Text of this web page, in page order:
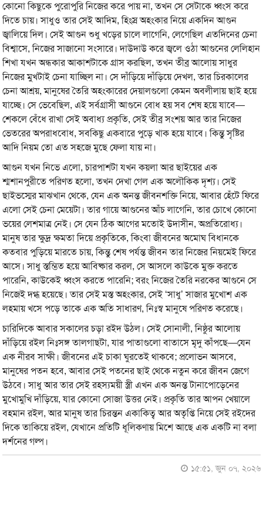
কোনো কিছুকে পুরোপুরি নিজের করে পায় না, তখন সে সেটাকে ধ্বংস করে
দিতে চায়। সাধুও তার সেই আদিম, হিংস্র অহংকার নিয়ে একদিন আগুন
জ্বালিয়ে দিল। সেই আগুন শুধু খড়ের চালে লাগেনি, লেগেছিল এতদিনের চেনা
বিশ্বাসে, নিজের সাজানো সংসারে। দাউদাউ করে জ্বলে ওঠা আগুনের লেলিহান
শিখা যখন অন্ধকার আকাশটাকে গ্রাস করছিল, তখন তীব্র আলোয় সাধুর
নিজের মুখটাই চেনা যাচ্ছিল না। সে দাঁড়িয়ে দাঁড়িয়ে দেখল, তার চিরকালের
চেনা আশ্রয়, মানুষের তৈরি অহংকারের দেয়ালগুলো কেমন অবলীলায় ছাই হয়ে
যাচ্ছে। সে ভেবেছিল, এই সর্বগ্রাসী আগুনে বোধ হয় সব শেষ হয়ে যাবে—
শেকলে বেঁধে রাখা সেই অবাধ্য প্রকৃতি, সেই তীব্র সংশয় আর তার নিজের
ভেতরের অপরাধবোধ, সবকিছু একবারে পুড়ে খাক হয়ে যাবে। কিন্তু সৃষ্টির
আদি নিয়ম তো এত সহজে মুছে ফেলা যায় না।
আগুন যখন নিভে এলো, চারপাশটা যখন কয়লা আর ছাইয়ের এক
শ্মশানপুরীতে পরিণত হলো, তখন দেখা গেল এক অলৌকিক দৃশ্য। সেই
ছাইভস্মের মাঝখান থেকে, যেন এক অনন্ত জীবনশক্তি নিয়ে, আবার হেঁটে ফিরে
এলো সেই চেনা মেয়েটা। তার গায়ে আগুনের আঁচ লাগেনি, তার চোখে কোনো
ভয়ের লেশমাত্র নেই। সে যেন ঠিক আগের মতোই উদাসীন, অপ্রতিরোধ্য।
মানুষ তার ক্ষুদ্র ক্ষমতা দিয়ে প্রকৃতিকে, কিংবা জীবনের অমোঘ বিধানকে
কতবার পুড়িয়ে মারতে চায়, কিন্তু শেষ পর্যন্ত জীবন তার নিজের নিয়মেই ফিরে
আসে। সাধু স্তম্ভিত হয়ে আবিষ্কার করল, সে আসলে কাউকে মুক্ত করতে
পারেনি, কাউকেই ধ্বংস করতে পারেনি; বরং নিজের তৈরি নরকের আগুনে সে
নিজেই দগ্ধ হয়েছে। তার সেই মস্ত অহংকার, সেই ‘সাধু’ সাজার মুখোশ এক
লহমায় খসে পড়ে তাকে এক অতি সাধারণ, নিঃস্ব মানুষে পরিণত করেছে।
চারিদিকে আবার সকালের চড়া রইদ উঠল। সেই সোনালী, নিষ্ঠুর আলোয়
দাঁড়িয়ে রইল নিঃসঙ্গ তালগাছটা, যার পাতাগুলো বাতাসে মৃদু কাঁপছে—যেন
এক নীরব সাক্ষী। জীবনের এই চাকা ঘুরতেই থাকবে; প্রলোভন আসবে,
মানুষের পতন হবে, আবার সেই পতনের ছাই থেকে নতুন করে জীবন জেগে
উঠবে। সাধু আর তার সেই রহস্যময়ী স্ত্রী এখন এক অনন্ত টানাপোড়েনের
মুখোমুখি দাঁড়িয়ে, যার কোনো সোজা উত্তর নেই। প্রকৃতি তার আপন খেয়ালে
বহমান রইল, আর মানুষ তার চিরন্তন একাকিত্ব আর অতৃপ্তি নিয়ে সেই রইদের
দিকে তাকিয়ে রইল, যেখানে প্রতিটি ধূলিকণায় মিশে আছে এক একটি না বলা
দর্শনের গল্প।
১৫:৫১, জুন ০৭, ২০২৬